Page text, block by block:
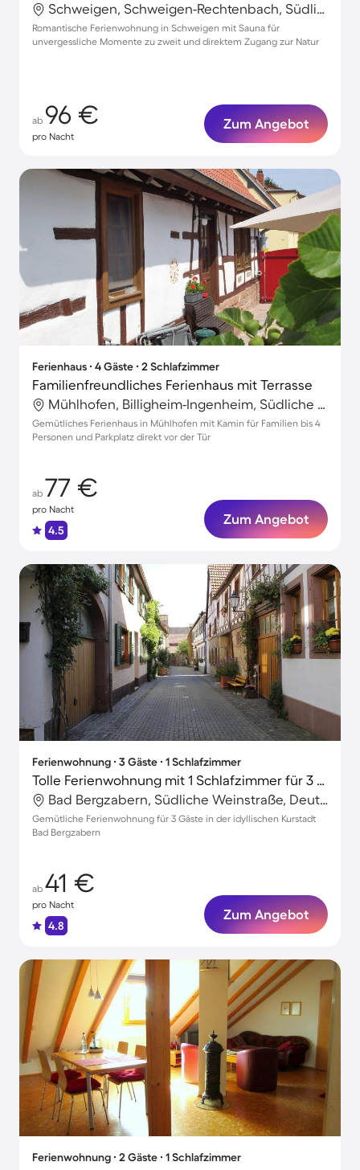
Schweigen, Schweigen-Rechtenbach, Südliche Weinstraße
Romantische Ferienwohnung in Schweigen mit Sauna für
unvergessliche Momente zu zweit und direktem Zugang zur Natur
ab 96 €
pro Nacht
Zum Angebot
Ferienhaus ∙ 4 Gäste ∙ 2 Schlafzimmer
Familienfreundliches Ferienhaus mit Terrasse
Mühlhofen, Billigheim-Ingenheim, Südliche Weinstraße
Gemütliches Ferienhaus in Mühlhofen mit Kamin für Familien bis 4
Personen und Parkplatz direkt vor der Tür
ab 77 €
pro Nacht
4.5
Zum Angebot
Ferienwohnung ∙ 3 Gäste ∙ 1 Schlafzimmer
Tolle Ferienwohnung mit 1 Schlafzimmer für 3 Personen
Bad Bergzabern, Südliche Weinstraße, Deutschland
Gemütliche Ferienwohnung für 3 Gäste in der idyllischen Kurstadt
Bad Bergzabern
ab 41 €
pro Nacht
4.8
Zum Angebot
Ferienwohnung ∙ 2 Gäste ∙ 1 Schlafzimmer